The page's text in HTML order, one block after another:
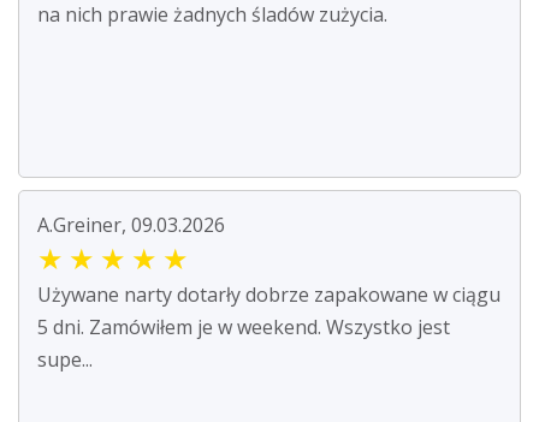
na nich prawie żadnych śladów zużycia.
A.Greiner, 09.03.2026
★ ★ ★ ★ ★
Używane narty dotarły dobrze zapakowane w ciągu
5 dni. Zamówiłem je w weekend. Wszystko jest
supe...